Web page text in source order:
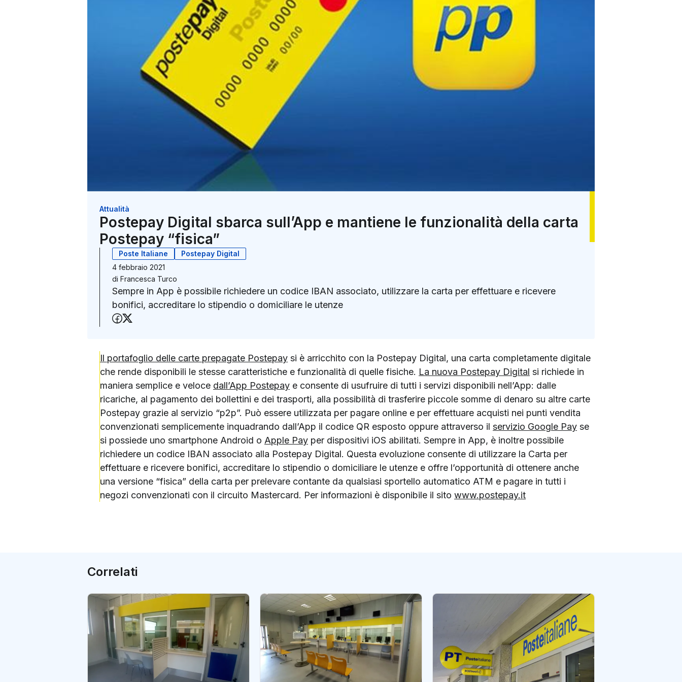
Attualità
Postepay Digital sbarca sull’App e mantiene le funzionalità della carta
Postepay “fisica”
Poste Italiane
Postepay Digital
4 febbraio 2021
di Francesca Turco
Sempre in App è possibile richiedere un codice IBAN associato, utilizzare la carta per effettuare e ricevere
bonifici, accreditare lo stipendio o domiciliare le utenze
Condividi su Facebook
Il portafoglio delle carte prepagate Postepay si è arricchito con la Postepay Digital, una carta completamente digitale
che rende disponibili le stesse caratteristiche e funzionalità di quelle fisiche. La nuova Postepay Digital si richiede in
maniera semplice e veloce dall’App Postepay e consente di usufruire di tutti i servizi disponibili nell’App: dalle
ricariche, al pagamento dei bollettini e dei trasporti, alla possibilità di trasferire piccole somme di denaro su altre carte
Postepay grazie al servizio “p2p”. Può essere utilizzata per pagare online e per effettuare acquisti nei punti vendita
convenzionati semplicemente inquadrando dall’App il codice QR esposto oppure attraverso il servizio Google Pay se
si possiede uno smartphone Android o Apple Pay per dispositivi iOS abilitati. Sempre in App, è inoltre possibile
richiedere un codice IBAN associato alla Postepay Digital. Questa evoluzione consente di utilizzare la Carta per
effettuare e ricevere bonifici, accreditare lo stipendio o domiciliare le utenze e offre l’opportunità di ottenere anche
una versione “fisica” della carta per prelevare contante da qualsiasi sportello automatico ATM e pagare in tutti i
negozi convenzionati con il circuito Mastercard. Per informazioni è disponibile il sito www.postepay.it
Correlati